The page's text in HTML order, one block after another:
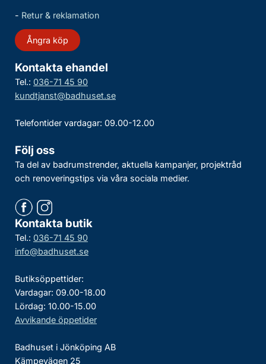
- Retur & reklamation
Ångra köp
Kontakta ehandel
Tel.: 036-71 45 90
kundtjanst@badhuset.se
Telefontider vardagar: 09.00-12.00
Följ oss
Ta del av badrumstrender, aktuella kampanjer, projektråd
och renoveringstips via våra sociala medier.
Kontakta butik
Tel.: 036-71 45 90
info@badhuset.se
Butiksöppettider:
Vardagar: 09.00-18.00
Lördag: 10.00-15.00
Avvikande öppetider
Badhuset i Jönköping AB
Kämpevägen 25